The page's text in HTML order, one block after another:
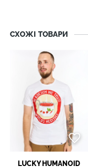
СХОЖІ ТОВАРИ
LUCKY НUMANOID